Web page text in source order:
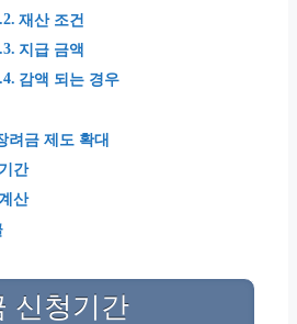
재산 조건
지급 금액
감액 되는 경우
려금 제도 확대
간
산
신청기간